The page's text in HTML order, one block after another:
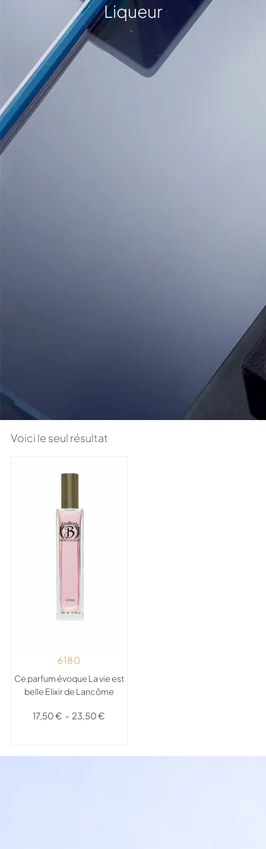
Liqueur
Voici le seul résultat
6180
Ce parfum évoque La vie est
belle Elixir de Lancôme
17,50€ – 23,50€